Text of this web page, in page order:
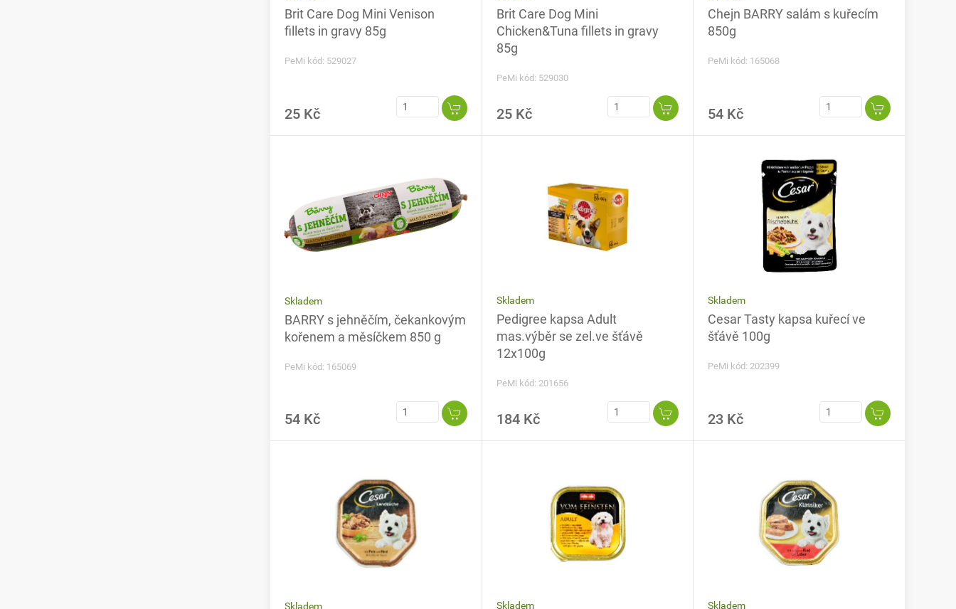
Brit Care Dog Mini Venison
fillets in gravy 85g
PeMi kód: 529027
25 Kč
Brit Care Dog Mini
Chicken&Tuna fillets in gravy
85g
PeMi kód: 529030
25 Kč
Chejn BARRY salám s kuřecím
850g
PeMi kód: 165068
54 Kč
Skladem
BARRY s jehněčím, čekankovým
kořenem a měsíčkem 850 g
PeMi kód: 165069
54 Kč
Skladem
Pedigree kapsa Adult
mas.výběr se zel.ve šťávě
12x100g
PeMi kód: 201656
184 Kč
Skladem
Cesar Tasty kapsa kuřecí ve
šťávě 100g
PeMi kód: 202399
23 Kč
Skladem Skladem Skladem